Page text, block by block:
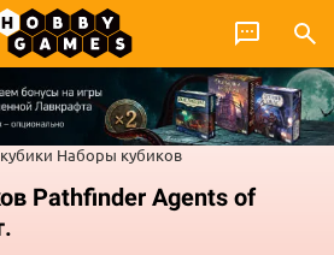
Наборы кубиков
Pathfinder Agents of